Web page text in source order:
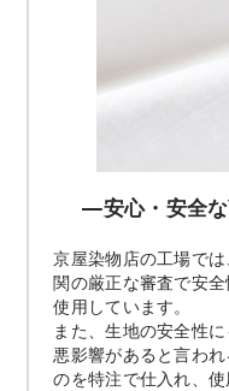
―安心・安全
京屋染物店の工場で
関の厳正な審査で安
使用しています。
また、生地の安全性
悪影響があると言わ
のを特注で仕入れ、使